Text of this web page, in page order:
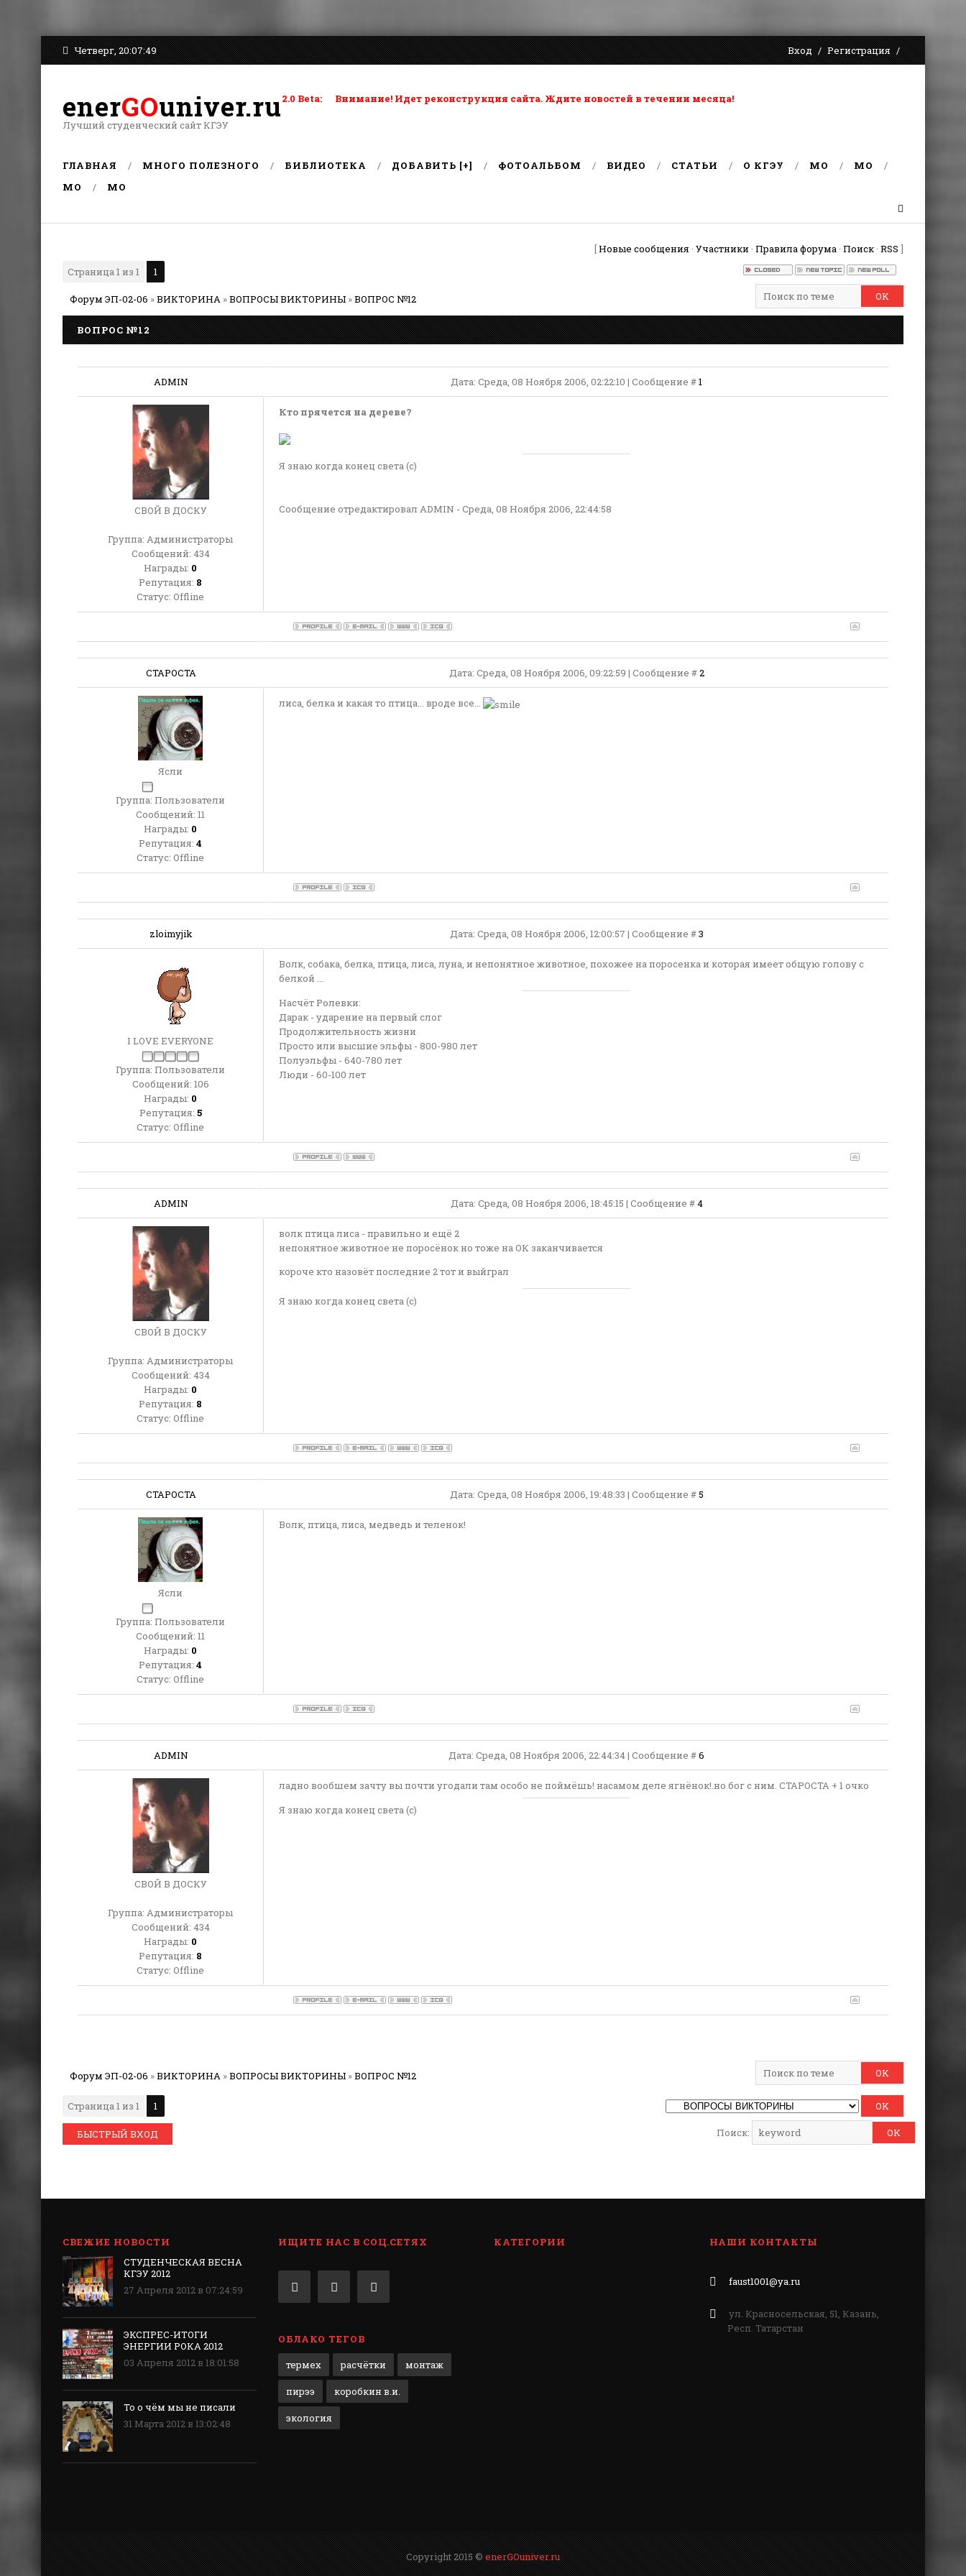
Четверг, 20:07:49 Вход Регистрация
enerGOuniver.ru
Лучший студенческий сайт КГЭУ
2.0 Beta: Внимание! Идет реконструкция сайта. Ждите новостей в течении месяца!
ГЛАВНАЯ МНОГО ПОЛЕЗНОГО БИБЛИОТЕКА ДОБАВИТЬ [+] ФОТОАЛЬБОМ ВИДЕО СТАТЬИ О КГЭУ MO
MO
MO
MO
[Новые сообщения · Участники · Правила форума· Поиск· RSS ]
Страница1из 1 1
Форум ЭП-02-06 »ВИКТОРИНА »ВОПРОСЫ ВИКТОРИНЫ »ВОПРОС №12
ВОПРОС №12
ADMIN Дата: Среда, 08 Ноября 2006, 02:22:10 | Сообщение #1
СВОЙ В ДОСКУ
Группа: Администраторы
Сообщений: 434
Награды: 0
Репутация: 8
Статус: Offline
Кто прячется на дереве?
Я знаю когда конец света (с)
Сообщение отредактировал ADMIN - Среда, 08 Ноября 2006, 22:44:58
СТАРОСТА Дата: Среда, 08 Ноября 2006, 09:22:59 | Сообщение #2
Ясли
Группа: Пользователи
Сообщений: 11
Награды: 0
Репутация: 4
Статус: Offline
лиса, белка и какая то птица... вроде все...
zloimyjik Дата: Среда, 08 Ноября 2006, 12:00:57 | Сообщение #3
I LOVE EVERYONE
Группа: Пользователи
Сообщений: 106
Награды: 0
Репутация: 5
Статус: Offline
Волк, собака, белка, птица, лиса, луна, и непонятное животное, похожее на поросенка и которая имеет общую голову с
белкой ...
Насчёт Ролевки:
Дарак - ударение на первый слог
Продолжительность жизни
Просто или высшие эльфы - 800-980 лет
Полуэльфы - 640-780 лет
Люди - 60-100 лет
ADMIN Дата: Среда, 08 Ноября 2006, 18:45:15 | Сообщение #4
СВОЙ В ДОСКУ
Группа: Администраторы
Сообщений: 434
Награды: 0
Репутация: 8
Статус: Offline
волк птица лиса - правильно и ещё 2
непонятное животное не поросёнок но тоже на ОК заканчивается
короче кто назовёт последние 2 тот и выйграл
Я знаю когда конец света (с)
СТАРОСТА Дата: Среда, 08 Ноября 2006, 19:48:33 | Сообщение #5
Ясли
Группа: Пользователи
Сообщений: 11
Награды: 0
Репутация: 4
Статус: Offline
Волк, птица, лиса, медведь и теленок!
ADMIN Дата: Среда, 08 Ноября 2006, 22:44:34 | Сообщение #6
СВОЙ В ДОСКУ
Группа: Администраторы
Сообщений: 434
Награды: 0
Репутация: 8
Статус: Offline
ладно вообшем зачту вы почти угодали там особо не поймёшь! насамом деле ягнёнок!.но бог с ним. СТАРОСТА + 1 очко
Я знаю когда конец света (с)
Форум ЭП-02-06 »ВИКТОРИНА »ВОПРОСЫ ВИКТОРИНЫ »ВОПРОС №12
Страница1из 1 1
Поиск:
СВЕЖИЕ НОВОСТИ
СТУДЕНЧЕСКАЯ ВЕСНА
КГЭУ 2012
27 Апреля 2012 в 07:24:59
ЭКСПРЕС-ИТОГИ
ЭНЕРГИИ РОКА 2012
03 Апреля 2012 в 18:01:58
То о чём мы не писали
31 Марта 2012 в 13:02:48
ИЩИТЕ НАС В СОЦ.СЕТЯХ
ОБЛАКО ТЕГОВ
термех
расчётки монтаж
пирээ коробкин в.и.
экология
КАТЕГОРИИ НАШИ КОНТАКТЫ
faust1001@ya.ru
ул. Красносельская, 51, Казань,
Респ. Татарстан
Copyright 2015 ©enerGOuniver.ru